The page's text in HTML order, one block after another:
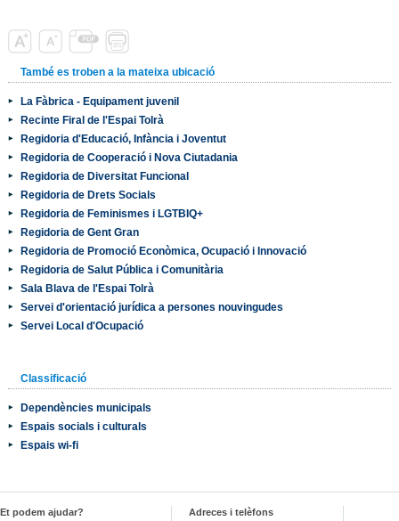
També es troben a la mateixa ubicació
La Fàbrica - Equipament juvenil
Recinte Firal de l'Espai Tolrà
Regidoria d'Educació, Infància i Joventut
Regidoria de Cooperació i Nova Ciutadania
Regidoria de Diversitat Funcional
Regidoria de Drets Socials
Regidoria de Feminismes i LGTBIQ+
Regidoria de Gent Gran
Regidoria de Promoció Econòmica, Ocupació i Innovació
Regidoria de Salut Pública i Comunitària
Sala Blava de l'Espai Tolrà
Servei d'orientació jurídica a persones nouvingudes
Servei Local d'Ocupació
Classificació
Dependències municipals
Espais socials i culturals
Espais wi-fi
Et podem ajudar?
Adreces i telèfons